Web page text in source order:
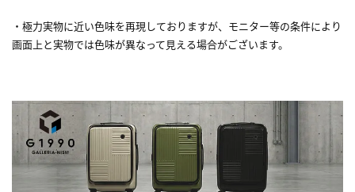
・極力実物に近い色味を再現しておりますが、モニター等の条件により
画面上と実物では色味が異なって見える場合がございます。